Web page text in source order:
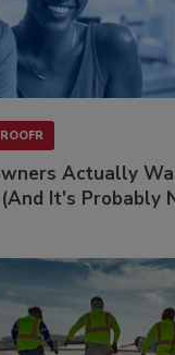
ROOFR
Actually
It's Probably